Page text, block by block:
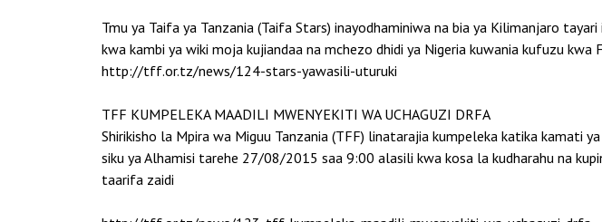
Tmu ya Taifa ya Tanzania (Taifa Stars) inayodhaminiwa na bia ya Kilimanjaro
kwa kambi ya wiki moja kujiandaa na mchezo dhidi ya Nigeria kuwania kufuzu
http://tff.or.tz/news/124-stars-yawasili-uturuki
TFF KUMPELEKA MAADILI MWENYEKITI WA UCHAGUZI DRFA
Shirikisho la Mpira wa Miguu Tanzania (TFF) linatarajia kumpeleka katika kamati
siku ya Alhamisi tarehe 27/08/2015 saa 9:00 alasili kwa kosa la kudharahu na
taarifa zaidi